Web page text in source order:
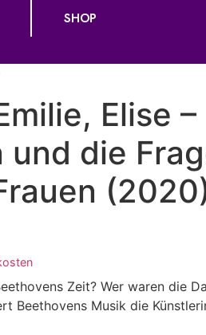
SHOP
Elise –
und die
Zeit? Wer waren die
Beethovens Musik die